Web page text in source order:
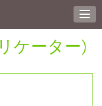
ケーター)